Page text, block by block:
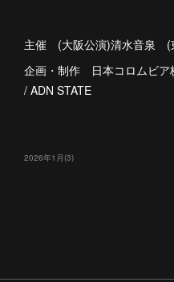
主催 (大阪公演)清水音泉 (
企画・制作 日本コロムビア
/ ADN STATE
2026年1月 (3)